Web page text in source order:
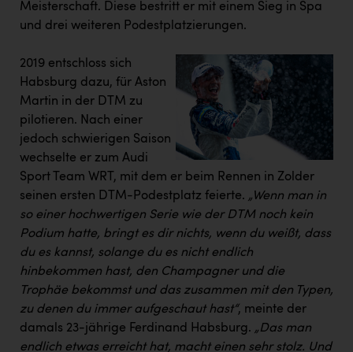
Meisterschaft. Diese bestritt er mit einem Sieg in Spa
und drei weiteren Podestplatzierungen.
2019 entschloss sich
Habsburg dazu, für Aston
Martin in der DTM zu
pilotieren. Nach einer
jedoch schwierigen Saison
wechselte er zum Audi
Sport Team WRT, mit dem er beim Rennen in Zolder
seinen ersten DTM-Podestplatz feierte. „Wenn man in
so einer hochwertigen Serie wie der DTM noch kein
Podium hatte, bringt es dir nichts, wenn du weißt, dass
du es kannst, solange du es nicht endlich
hinbekommen hast, den Champagner und die
Trophäe bekommst und das zusammen mit den Typen,
zu denen du immer aufgeschaut hast“, meinte der
damals 23-jährige Ferdinand Habsburg. „Das man
endlich etwas erreicht hat, macht einen sehr stolz. Und